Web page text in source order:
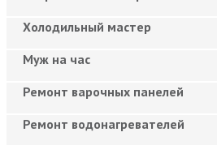
Холодильный мастер
Муж на час
Ремонт варочных панелей
Ремонт водонагревателей